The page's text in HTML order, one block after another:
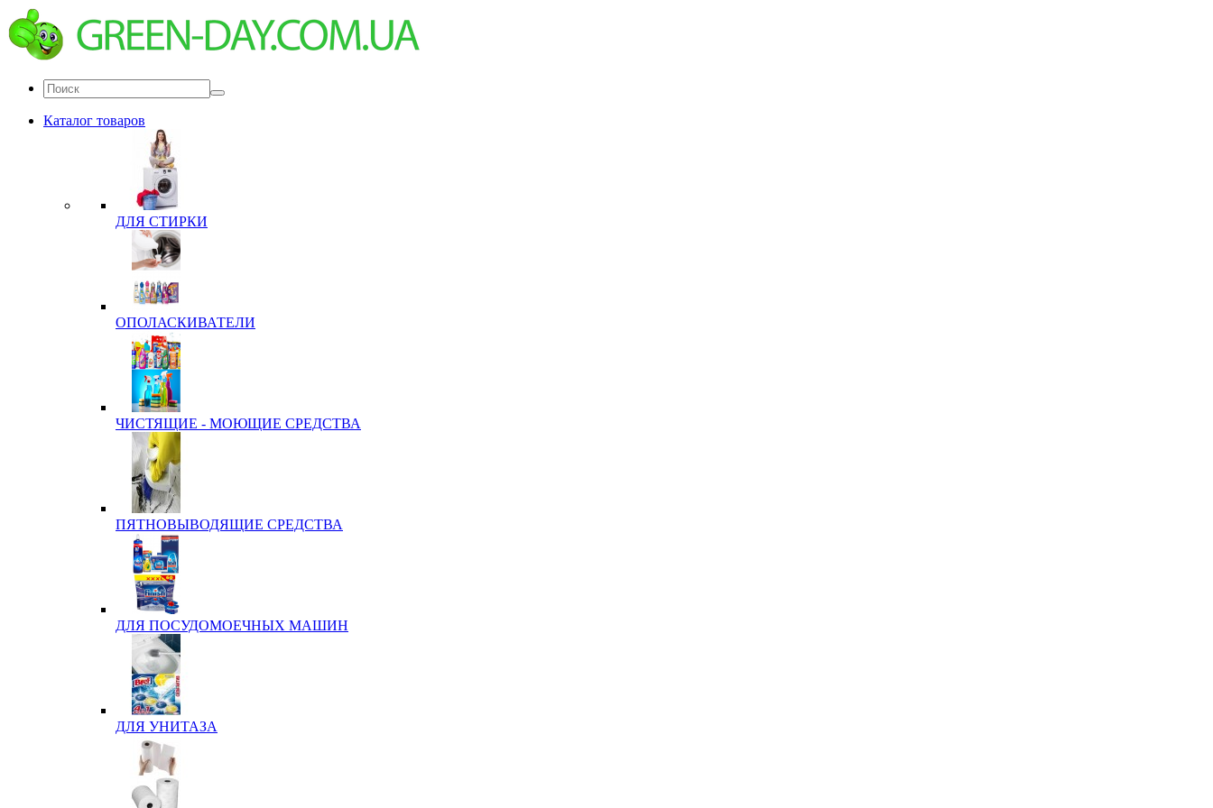
Каталог товаров
ДЛЯ СТИРКИ
ОПОЛАСКИВАТЕЛИ
ЧИСТЯЩИЕ - МОЮЩИЕ СРЕДСТВА
ПЯТНОВЫВОДЯЩИЕ СРЕДСТВА
ДЛЯ ПОСУДОМОЕЧНЫХ МАШИН
ДЛЯ УНИТАЗА